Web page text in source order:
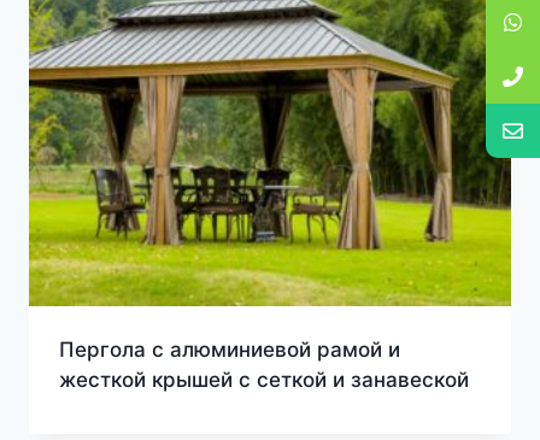
Пергола с алюминиевой рамой и
жесткой крышей с сеткой и занавеской